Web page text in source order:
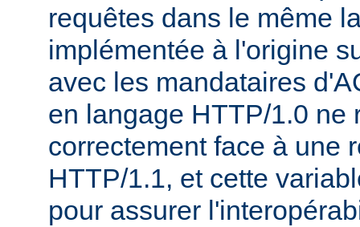
requêtes dans le même
implémentée à l'origine
avec les mandataires
en langage HTTP/1.0 ne
correctement face à une
HTTP/1.1, et cette
pour assurer